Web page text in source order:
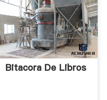
Bitacora De Libros